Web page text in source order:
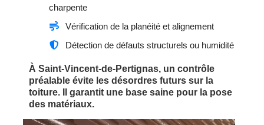
charpente
Vérification de la planéité et alignement
Détection de défauts structurels ou humidité
À Saint-Vincent-de-Pertignas, un contrôle
préalable évite les désordres futurs sur la
toiture. Il garantit une base saine pour la pose
des matériaux.